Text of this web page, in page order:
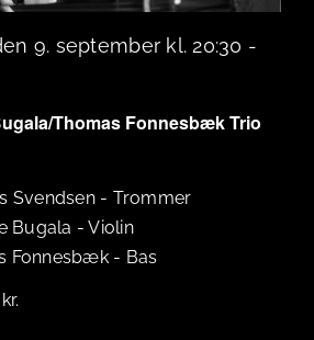
9. september kl. 20:30 -
Thomas Fonnesbæk Trio
Svendsen- Trommer
Bugala -Violin
Fonnesbæk- Bas